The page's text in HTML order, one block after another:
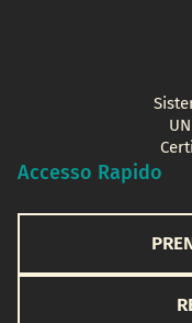
Accesso Rapido